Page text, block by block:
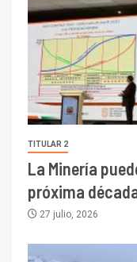
TITULAR 2
La Minería
próxima
27 julio, 2026